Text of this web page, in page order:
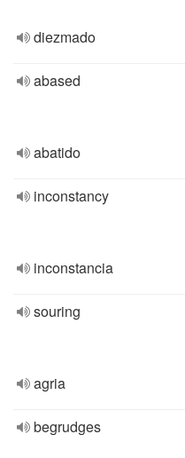
diezmado
abased
abatido
inconstancy
inconstancia
souring
agria
begrudges